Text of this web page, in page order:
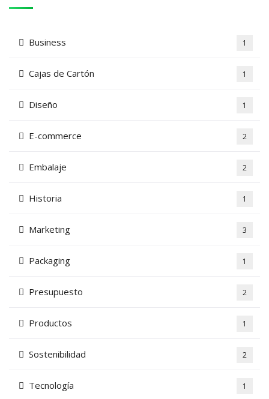
Business 1
Cajas de Cartón 1
Diseño 1
E-commerce 2
Embalaje 2
Historia 1
Marketing 3
Packaging 1
Presupuesto 2
Productos 1
Sostenibilidad 2
Tecnología 1